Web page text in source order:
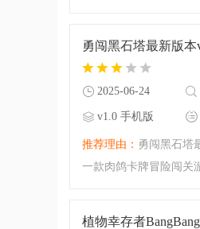
手，还有海量福利，
勇闯黑石塔最新版本
2025-06-24
v1.0 手机版
推荐理由： 勇闯黑石塔
一款肉鸽卡牌冒险闯关
流派玩法来对抗邪恶